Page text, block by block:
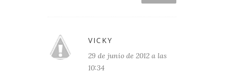
VICKY
29 de junio de 2012 a las
10:34